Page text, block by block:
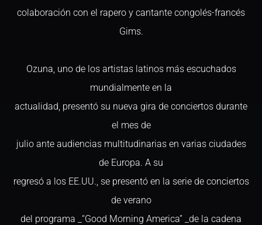
colaboración con el rapero y cantante congolés-francés
Gims.
Ozuna, uno de los artistas latinos más escuchados
mundialmente en la
actualidad, presentó su nueva gira de conciertos durante
el mes de
julio ante audiencias multitudinarias en varias ciudades
de Europa. A su
regresó a los EE.UU., se presentó en la serie de conciertos
de verano
del programa _“Good Morning America” _de la cadena